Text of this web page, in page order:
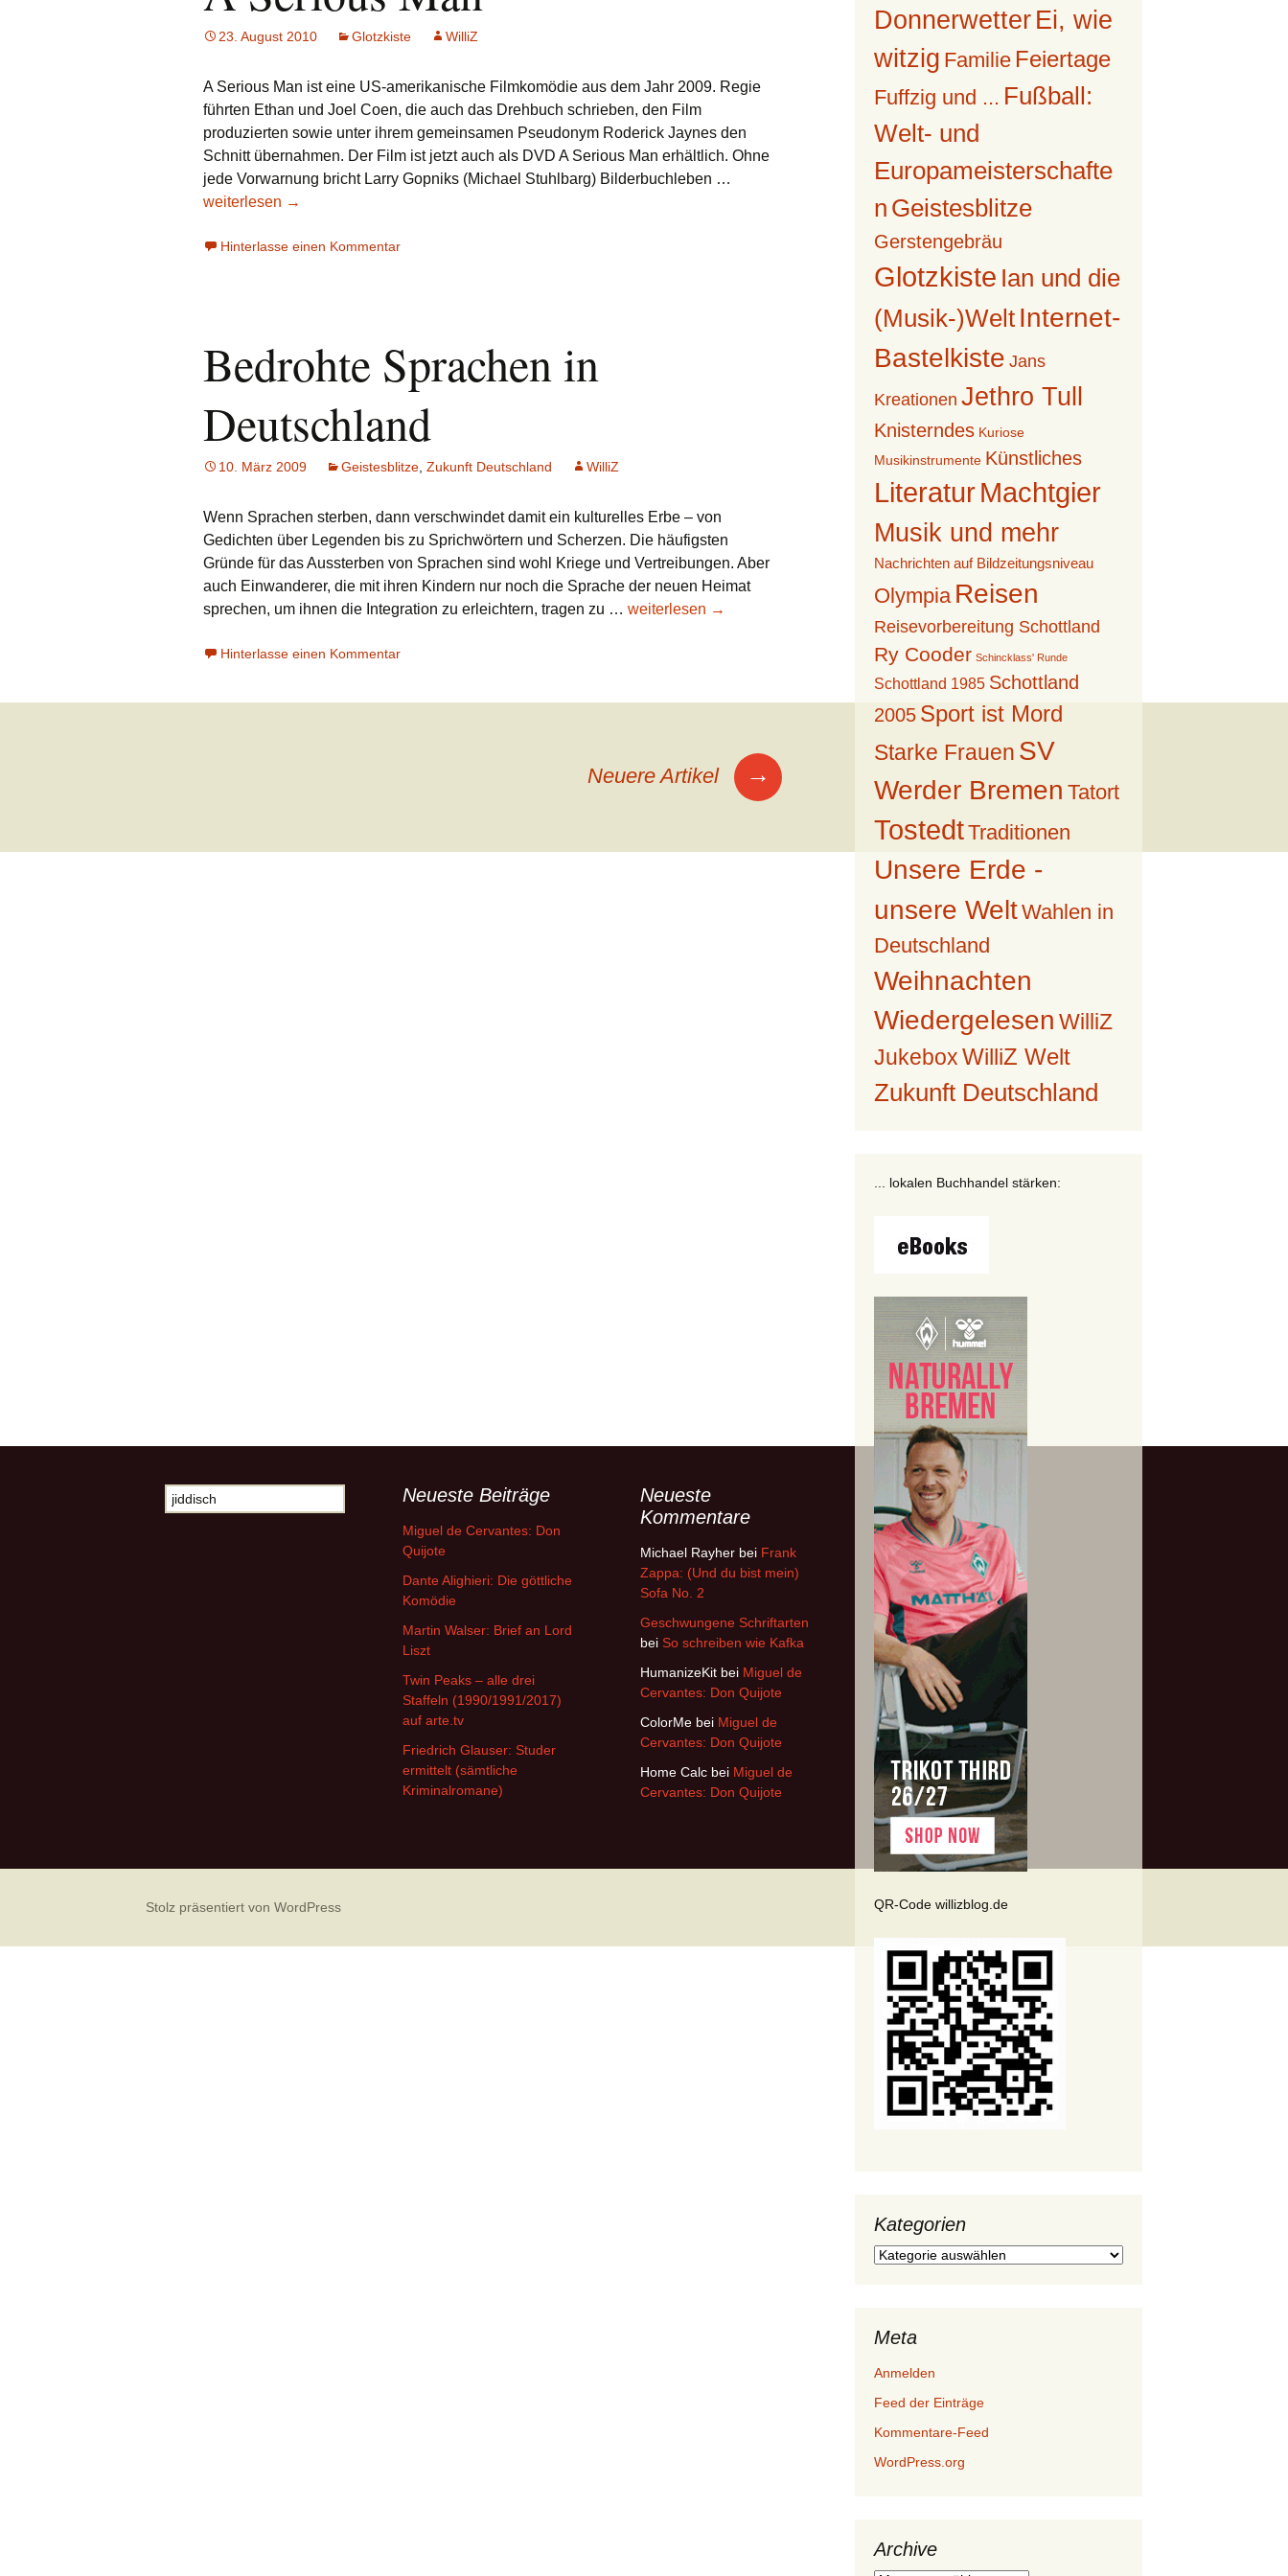
23. August 2010 Glotzkiste WilliZ
A Serious Man ist eine US-amerikanische Filmkomödie aus dem Jahr 2009. Regie
führten Ethan und Joel Coen, die auch das Drehbuch schrieben, den Film
produzierten sowie unter ihrem gemeinsamen Pseudonym Roderick Jaynes den
Schnitt übernahmen. Der Film ist jetzt auch als DVD A Serious Man erhältlich. Ohne
jede Vorwarnung bricht Larry Gopniks (Michael Stuhlbarg) Bilderbuchleben …
weiterlesen →
Hinterlasse einen Kommentar
Bedrohte Sprachen in
Deutschland
10. März 2009 Geistesblitze Zukunft Deutschland WilliZ
Wenn Sprachen sterben, dann verschwindet damit ein kulturelles Erbe – von
Gedichten über Legenden bis zu Sprichwörtern und Scherzen. Die häufigsten
Gründe für das Aussterben von Sprachen sind wohl Kriege und Vertreibungen. Aber
auch Einwanderer, die mit ihren Kindern nur noch die Sprache der neuen Heimat
sprechen, um ihnen die Integration zu erleichtern, tragen zu … Bedrohte
weiterlesen →
Hinterlasse einen Kommentar
Neuere Artikel →
Donnerwetter Ei, wie
witzig Familie Feiertage
Fuffzig und ... Fußball:
Welt- und
Europameisterschafte
n Geistesblitze
Gerstengebräu
Glotzkiste Ian und die
(Musik-)Welt Internet-
Bastelkiste Jans
Kreationen Jethro Tull
Knisterndes Kuriose
Musikinstrumente Künstliches
LiteraturMachtgier
Musik und mehr
Nachrichten auf Bildzeitungsniveau
Olympia Reisen
Reisevorbereitung Schottland
Ry Cooder Schincklass' Runde
Schottland 1985 Schottland
2005 Sport ist Mord
Starke Frauen SV
Werder Bremen Tatort
TostedtTraditionen
Unsere Erde -
unsere WeltWahlen in
Deutschland
Weihnachten
Wiedergelesen WilliZ
Jukebox WilliZ Welt
Zukunft Deutschland
... lokalen Buchhandel stärken:
QR-Code willizblog.de
Kategorien
Kategorien
Meta
Anmelden
Feed der Einträge
Kommentare-Feed
WordPress.org
Archive
Suche
nach:
Neueste Beiträge
Miguel de Cervantes: Don
Quijote
Dante Alighieri: Die göttliche
Komödie
Martin Walser: Brief an Lord
Liszt
Twin Peaks – alle drei
Staffeln (1990/1991/2017)
auf arte.tv
Friedrich Glauser: Studer
ermittelt (sämtliche
Kriminalromane)
Neueste
Kommentare
Michael Rayher bei Frank
Zappa: (Und du bist mein)
Sofa No. 2
Geschwungene Schriftarten
bei So schreiben wie Kafka
HumanizeKit bei Miguel de
Cervantes: Don Quijote
ColorMe bei Miguel de
Cervantes: Don Quijote
Home Calc bei Miguel de
Cervantes: Don Quijote
Stolz präsentiert von WordPress